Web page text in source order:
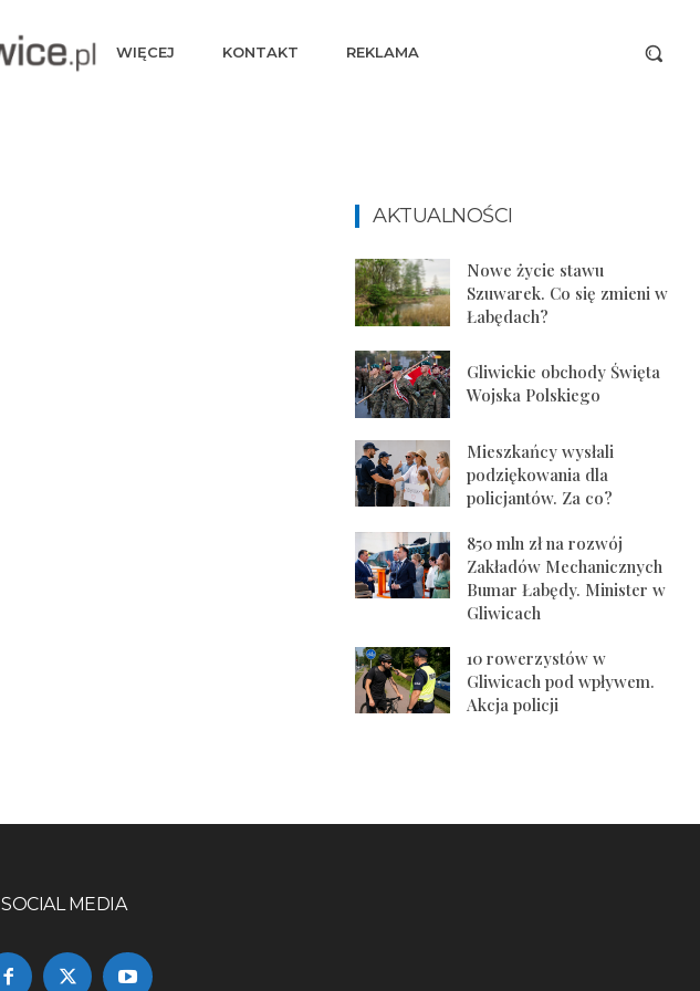
WIĘCEJ KONTAKT REKLAMA
AKTUALNOŚCI
Nowe życie stawu
Szuwarek. Co się zmieni w
Łabędach?
Gliwickie obchody Święta
Wojska Polskiego
Mieszkańcy wysłali
podziękowania dla
policjantów. Za co?
850 mln zł na rozwój
Zakładów Mechanicznych
Bumar Łabędy. Minister w
Gliwicach
10 rowerzystów w
Gliwicach pod wpływem.
Akcja policji
SOCIAL MEDIA